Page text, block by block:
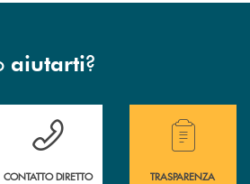
aiutarti?
delle filiali.
Hai bisogno di assistenza immediata?
CONTATTO DIRETTO
Hai bisogno di
TRASPARENZA